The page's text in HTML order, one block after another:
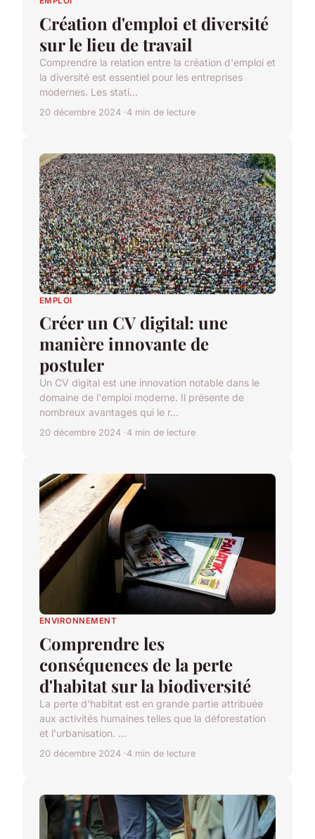
Création d'emploi et diversité
sur le lieu de travail
Comprendre la relation entre la création d'emploi et
la diversité est essentiel pour les entreprises
modernes. Les stati...
20 décembre 2024 4 min de lecture
EMPLOI
Créer un CV digital: une
manière innovante de
postuler
Un CV digital est une innovation notable dans le
domaine de l'emploi moderne. Il présente de
nombreux avantages qui le r...
20 décembre 2024 4 min de lecture
ENVIRONNEMENT
Comprendre les
conséquences de la perte
d'habitat sur la biodiversité
La perte d'habitat est en grande partie attribuée
aux activités humaines telles que la déforestation
et l'urbanisation. ...
20 décembre 2024 4 min de lecture